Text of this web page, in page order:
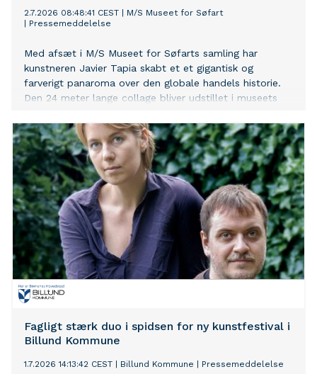
2.7.2026 08:48:41 CEST
M/S Museet for Søfart
Pressemeddelelse
Med afsæt i M/S Museet for Søfarts samling har
kunstneren Javier Tapia skabt et et gigantisk og
farverigt panaroma over den globale handels historie.
Den 24 meter lange collage bliver udstillet i museets
åbent udstillingsrum.
Fagligt stærk duo i spidsen for ny kunstfestival i
Billund Kommune
1.7.2026 14:13:42 CEST Billund Kommune Pressemeddelelse